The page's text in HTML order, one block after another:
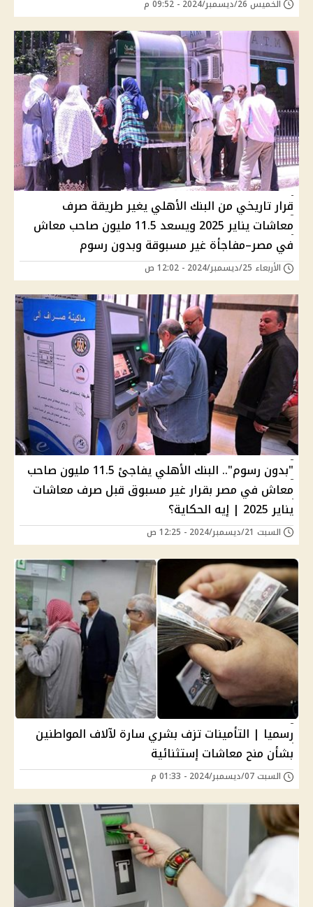
الخميس 26/ديسمبر/2024 - 09:52 م
قرار تاريخي من البنك الأهلي يغير طريقة صرف
معاشات يناير 2025 ويسعد 11.5 مليون صاحب معاش
في مصر–مفاجأة غير مسبوقة وبدون رسوم
الأربعاء 25/ديسمبر/2024 - 12:02 ص
"بدون رسوم".. البنك الأهلي يفاجئ 11.5 مليون صاحب
معاش في مصر بقرار غير مسبوق قبل صرف معاشات
يناير 2025 | إيه الحكاية؟
السبت 21/ديسمبر/2024 - 12:25 ص
رسميا | التأمينات تزف بشري سارة لآلاف المواطنين
بشأن منح معاشات إستثنائية
السبت 07/ديسمبر/2024 - 01:33 م